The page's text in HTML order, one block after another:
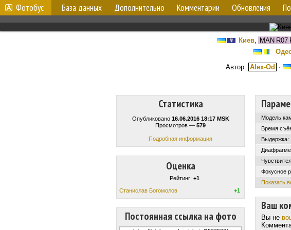
Фотобус База данных Дополнительно Комментарии Обновления
Киев, MAN R07
Автор: Alex-Od ·
Статистика
Опубликовано 16.06.2016 18:17 MSK
Просмотров — 579
Подробная информация
Оценка
Рейтинг: +1
Станислав Богомолов
+1
Постоянная ссылка на фото
Модель
Время
Выдержка:
Фокусное
Показать
Ваш
Вы не